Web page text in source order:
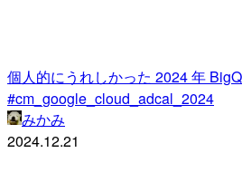
個人的にうれしかった 2024 年
#cm_google_cloud_adcal_2024
みかみ
2024.12.21